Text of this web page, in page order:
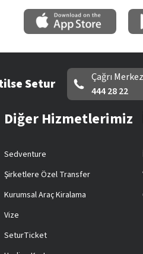
Setur
Çağrı
444 28 22
Diğer Hizmetlerimiz
Sedventure
Şirketlere Özel Transfer
Kurumsal Araç Kiralama
Vize
SeturTicket